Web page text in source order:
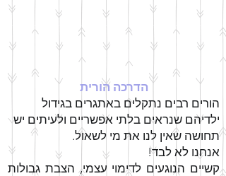
הדרכה הורית
הורים רבים נתקלים באתגרים בגידול
ילדיהם שנראים בלתי אפשריים ולעיתים יש
תחושה שאין לנו את מי לשאול.
אנחנו לא לבד!
קשיים הנוגעים לדימוי עצמי, הצבת גבולות